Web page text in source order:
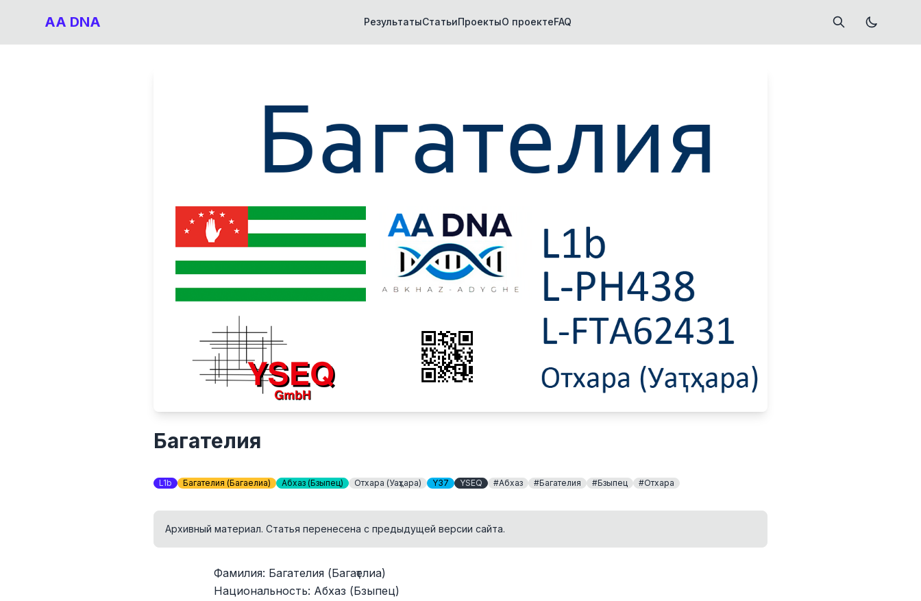
AA DNA РезультатыСтатьиПроектыО проектеFAQ
Багателия
L1b Багателия (Багаҭелиа) Абхаз (Бзыпец) Отхара (Уаҭҳара) Y37 YSEQ #Абхаз #Багателия #Бзыпец #Отхара
Архивный материал. Статья перенесена с предыдущей версии сайта.
Фамилия: Багателия (Багаҭелиа)
Национальность: Абхаз (Бзыпец)